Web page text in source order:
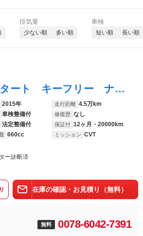
排気量
少ない順 多い順
車検
短い順 長い順
ウェイク Ｌ ＳＡ ナビ ＥＴＣ Ｐスタート キーフリー ナビ オートエアコン 助手席下収納 Ｐスタート 片側オートスライドドア ＥＴＣ 誤発進抑制装置 横滑り防止機能 アイドリングストップ キーフリー
2015年 走行距離 4.5万km
車検整備付 修復歴 なし
法定整備付 保証付 12ヶ月・20000km
660cc ミッション CVT
ー診断済
在庫の確認・お見積り（無料）
無料 0078-6042-7391